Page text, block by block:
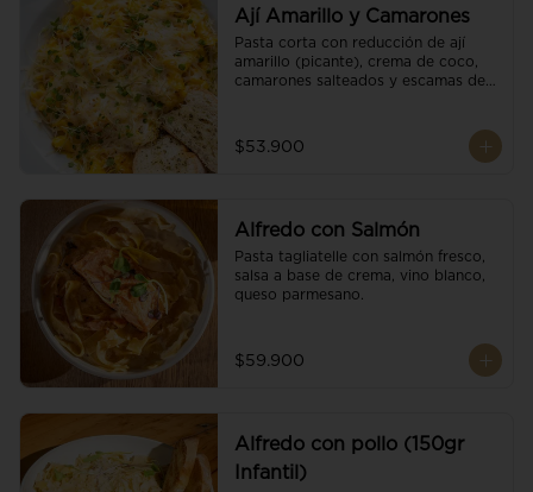
Ají Amarillo y Camarones
Pasta corta con reducción de ají
amarillo (picante), crema de coco,
camarones salteados y escamas de
$53.900
Alfredo con Salmón
Pasta tagliatelle con salmón fresco,
salsa a base de crema, vino blanco,
queso parmesano.
$59.900
Alfredo con pollo (150gr
Infantil)